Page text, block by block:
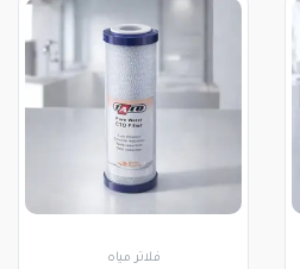
فلاتر مياه